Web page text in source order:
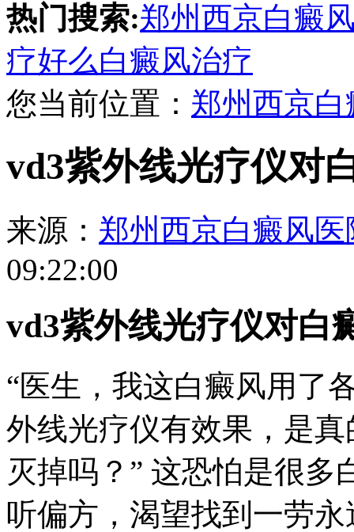
热门搜索:郑州西京白癜
疗好么白癜风治疗
您当前位置： 郑州西京
vd3紫外线光疗仪对
来源： 郑州西京白癜风医
09:22:00
vd3紫外线光疗仪对白
“医生，我这白癜风用了
外线光疗仪有效果，是真
灭掉吗？” 这恐怕是很
听偏方，渴望找到一劳